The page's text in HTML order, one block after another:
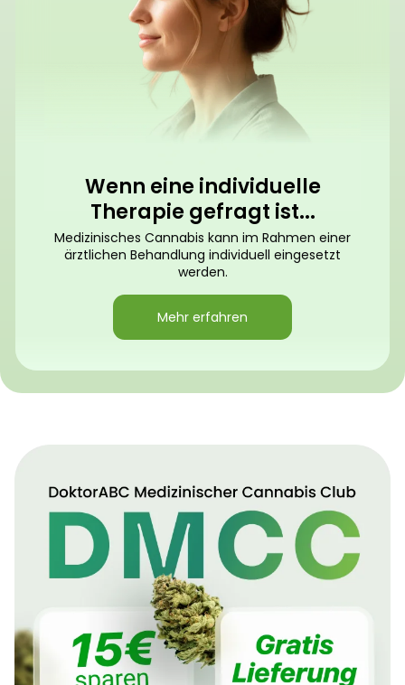
Wenn eine individuelle
Therapie gefragt ist...
Medizinisches Cannabis kann im Rahmen einer
ärztlichen Behandlung individuell eingesetzt
werden.
Mehr erfahren